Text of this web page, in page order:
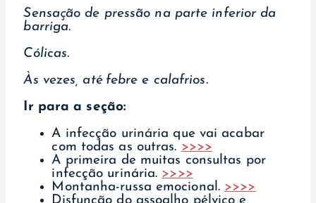
Sensação de pressão na parte inferior da
barriga.
Cólicas.
Às vezes, até febre e calafrios.
Ir para a seção:
A infecção urinária que vai acabar
com todas as outras. >>>>
A primeira de muitas consultas por
infecção urinária. >>>>
Montanha-russa emocional. >>>>